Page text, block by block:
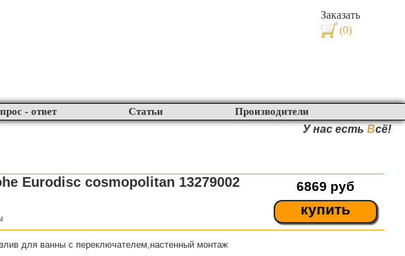
Заказать
(0)
- ответ Статьи Производители
У нас есть Всё!
6869 руб
купить
Eurodisc cosmopolitan 13279002
для ванны с переключателем,настенный монтаж